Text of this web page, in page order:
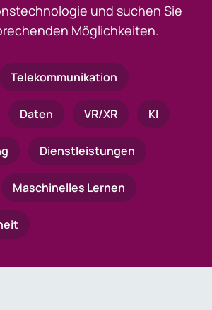
und suchen Sie
Möglichkeiten.
Telekommunikation
Daten VR/XR KI
Dienstleistungen
Maschinelles Lernen